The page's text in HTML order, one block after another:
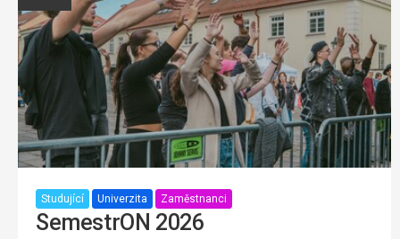
Studující Univerzita Zaměstnanci
SemestrON 2026